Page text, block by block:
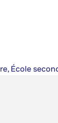
École